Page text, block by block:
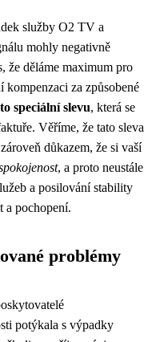
služby O2 TV a
mohly negativně
že děláme maximum pro
za způsobené
speciální slevu, která se
Věříme, že tato sleva
důkazem, že si vaší
, a proto neustále
a posilování stability
a pochopení.
problémy
potýkala s výpadky